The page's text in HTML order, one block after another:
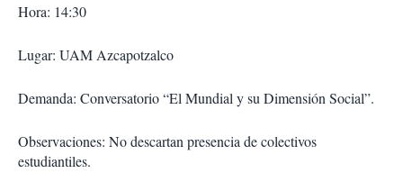
Hora: 14:30
Lugar: UAM Azcapotzalco
Demanda: Conversatorio “El Mundial y su Dimensión Social”.
Observaciones: No descartan presencia de colectivos
estudiantiles.